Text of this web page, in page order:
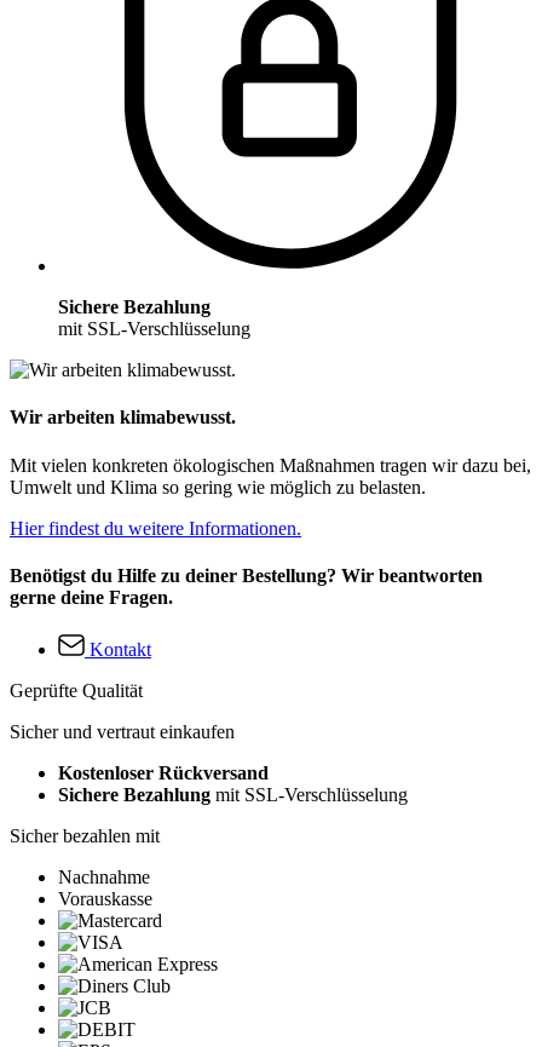
Sichere Bezahlung
mit SSL-Verschlüsselung
Wir arbeiten klimabewusst.
Mit vielen konkreten ökologischen Maßnahmen tragen wir dazu bei,
Umwelt und Klima so gering wie möglich zu belasten.
Hier findest du weitere Informationen.
Benötigst du Hilfe zu deiner Bestellung? Wir beantworten
gerne deine Fragen.
Kontakt
Geprüfte Qualität
Sicher und vertraut einkaufen
Kostenloser Rückversand
Sichere Bezahlung mit SSL-Verschlüsselung
Sicher bezahlen mit
Nachnahme
Vorauskasse